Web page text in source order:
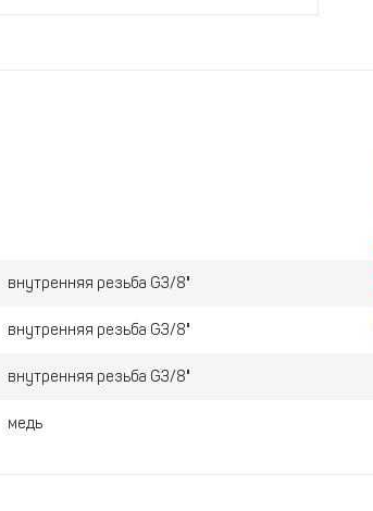
внутренняя резьба G3/8"
внутренняя резьба G3/8"
внутренняя резьба G3/8"
медь